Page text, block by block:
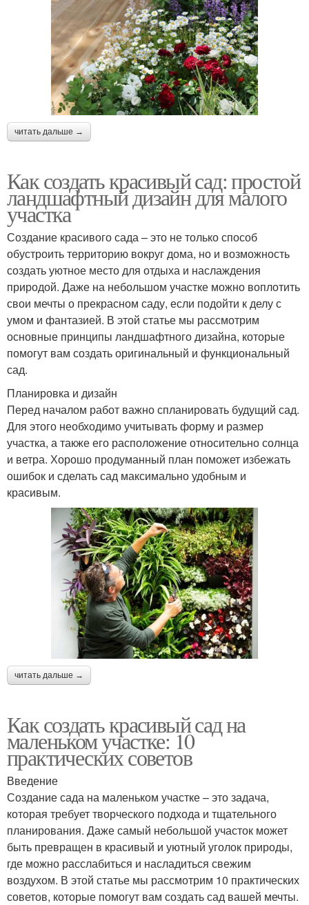
читать дальше →
Как создать красивый сад: простой
ландшафтный дизайн для малого
участка
Создание красивого сада – это не только способ
обустроить территорию вокруг дома, но и возможность
создать уютное место для отдыха и наслаждения
природой. Даже на небольшом участке можно воплотить
свои мечты о прекрасном саду, если подойти к делу с
умом и фантазией. В этой статье мы рассмотрим
основные принципы ландшафтного дизайна, которые
помогут вам создать оригинальный и функциональный
сад.
Планировка и дизайн
Перед началом работ важно спланировать будущий сад.
Для этого необходимо учитывать форму и размер
участка, а также его расположение относительно солнца
и ветра. Хорошо продуманный план поможет избежать
ошибок и сделать сад максимально удобным и
красивым.
читать дальше →
Как создать красивый сад на
маленьком участке: 10
практических советов
Введение
Создание сада на маленьком участке – это задача,
которая требует творческого подхода и тщательного
планирования. Даже самый небольшой участок может
быть превращен в красивый и уютный уголок природы,
где можно расслабиться и насладиться свежим
воздухом. В этой статье мы рассмотрим 10 практических
советов, которые помогут вам создать сад вашей мечты.